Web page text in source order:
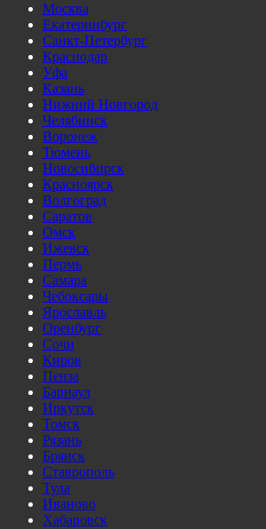
Москва
Екатеринбург
Санкт-Петербург
Краснодар
Уфа
Казань
Нижний Новгород
Челябинск
Воронеж
Тюмень
Новосибирск
Красноярск
Волгоград
Саратов
Омск
Ижевск
Пермь
Самара
Чебоксары
Ярославль
Оренбург
Сочи
Киров
Пенза
Барнаул
Иркутск
Томск
Рязань
Брянск
Ставрополь
Тула
Иваново
Хабаровск